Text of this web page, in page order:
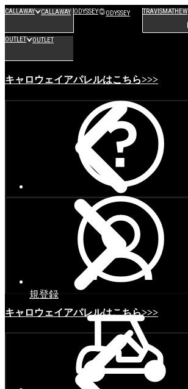
CALLAWAY CALLAWAY ODYSSEY ODYSSEY TRAVISMATHEW
OUTLET OUTLET
キャロウェイアパレルはこちら>>>
キャロウェイアパレルはこちら>>>
規登録